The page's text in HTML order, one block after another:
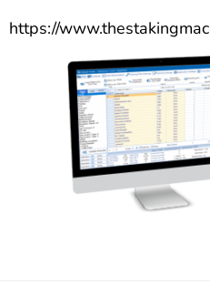
https://